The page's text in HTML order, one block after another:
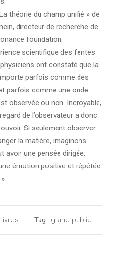
théorie du champ unifié » de
directeur de recherche de
foundation.
scientifique des fentes
ont constaté que la
parfois comme des
parfois comme une onde
observée ou non. Incroyable,
de l’observateur a donc
Si seulement observer
la matière, imaginons
avoir une pensée dirigée,
émotion positive et répétée
Livres Tag: grand public